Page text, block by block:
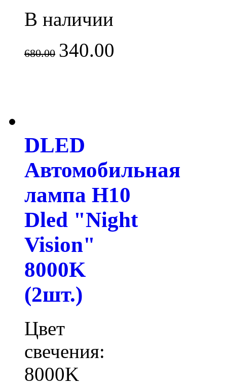
В наличии
680.00 340.00
DLED
Автомобильная
лампа H10
Dled "Night
Vision"
8000K
(2шт.)
Цвет
свечения:
8000K